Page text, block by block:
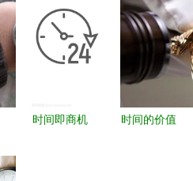
能化进阶
全自动机械
手表厂价直
销 2010新
春送礼臻选
时间即商机
时间的价值